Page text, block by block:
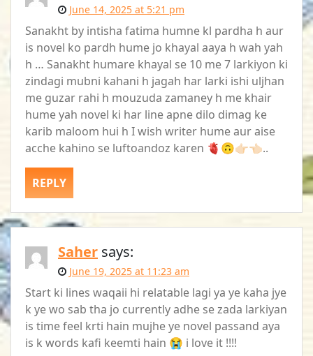
June 14, 2025 at 5:21 pm
Sanakht by intisha fatima humne kl pardha h aur
is novel ko pardh hume jo khayal aaya h wah yah
h … Sanakht humare khayal se 10 me 7 larkiyon ki
zindagi mubni kahani h jagah har larki ishi uljhan
me guzar rahi h mouzuda zamaney h me khair
hume yah novel ki har line apne dilo dimag ke
karib maloom hui h I wish writer hume aur aise
acche kahino se luftoandoz karen 🫀🙃👉🏻👈🏻..
REPLY
Saher says:
June 19, 2025 at 11:23 am
Start ki lines waqaii hi relatable lagi ya ye kaha jye
k ye wo sab tha jo currently adhe se zada larkiyan
is time feel krti hain mujhe ye novel passand aya
is k words kafi keemti hain 😭 i love it !!!!